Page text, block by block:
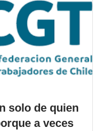
solo de quien
a veces